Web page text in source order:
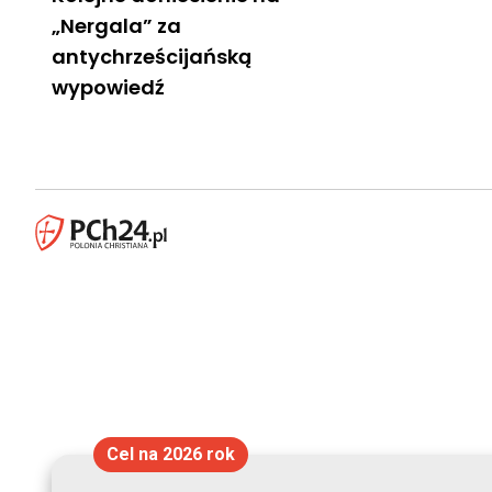
„Nergala” za
antychrześcijańską
wypowiedź
Cel na 2026 rok